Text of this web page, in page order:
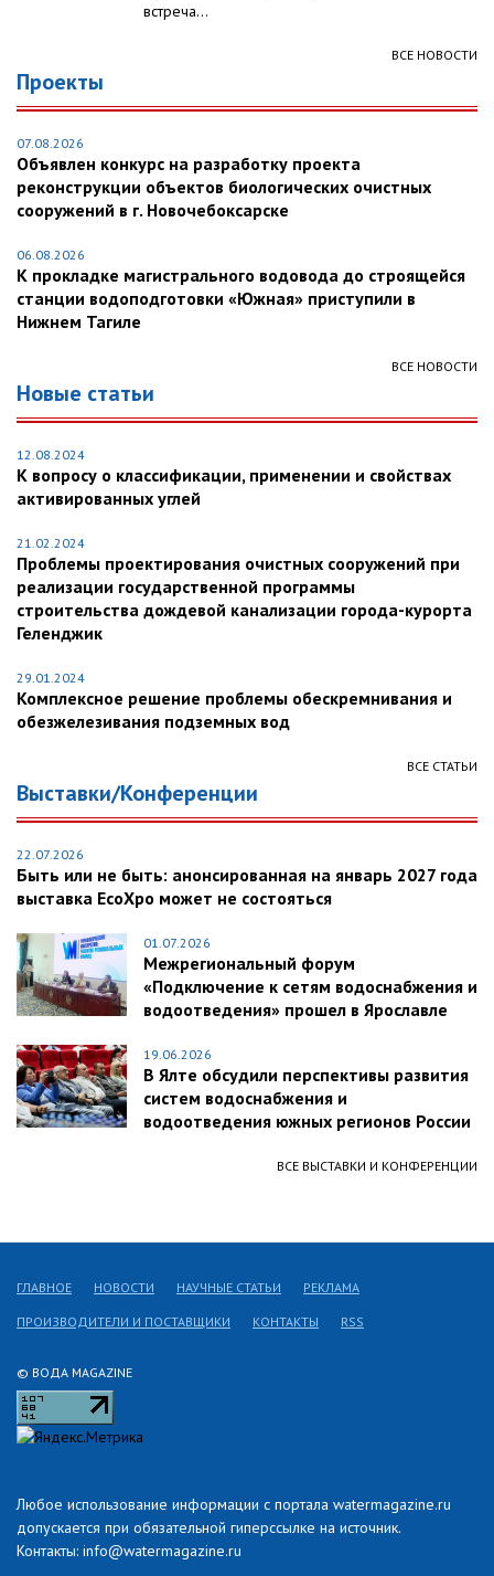
встреча...
ВСЕ НОВОСТИ
Проекты
07.08.2026
Объявлен конкурс на разработку проекта
реконструкции объектов биологических очистных
сооружений в г. Новочебоксарске
06.08.2026
К прокладке магистрального водовода до строящейся
станции водоподготовки «Южная» приступили в
Нижнем Тагиле
ВСЕ НОВОСТИ
Новые статьи
12.08.2024
К вопросу о классификации, применении и свойствах
активированных углей
21.02.2024
Проблемы проектирования очистных сооружений при
реализации государственной программы
строительства дождевой канализации города-курорта
Геленджик
29.01.2024
Комплексное решение проблемы обескремнивания и
обезжелезивания подземных вод
ВСЕ СТАТЬИ
Выставки/Конференции
22.07.2026
Быть или не быть: анонсированная на январь 2027 года
выставка EcoXpo может не состояться
01.07.2026
Межрегиональный форум
«Подключение к сетям водоснабжения и
водоотведения» прошел в Ярославле
19.06.2026
В Ялте обсудили перспективы развития
систем водоснабжения и
водоотведения южных регионов России
ВСЕ ВЫСТАВКИ И КОНФЕРЕНЦИИ
© ВОДА MAGAZINE
Любое использование информации с портала watermagazine.ru
допускается при обязательной гиперссылке на источник.
Контакты: info@watermagazine.ru
ГЛАВНОЕ НОВОСТИ НАУЧНЫЕ СТАТЬИ РЕКЛАМА
ПРОИЗВОДИТЕЛИ И ПОСТАВЩИКИ КОНТАКТЫ RSS